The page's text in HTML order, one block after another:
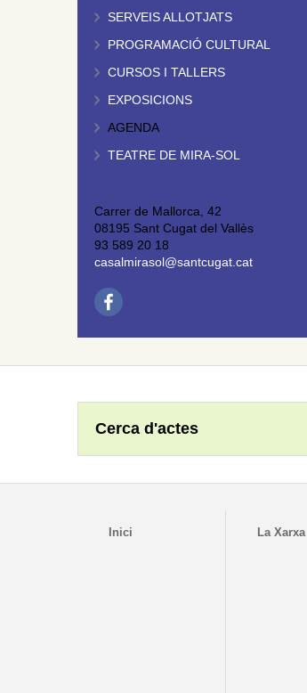
SERVEIS ALLOTJATS
PROGRAMACIÓ CULTURAL
CURSOS I TALLERS
EXPOSICIONS
AGENDA
TEATRE DE MIRA-SOL
Carrer de Mallorca, 42
08195 Sant Cugat del Vallès
93 589 20 18
casalmirasol@santcugat.cat
Cerca d'actes
Inici La Xarxa